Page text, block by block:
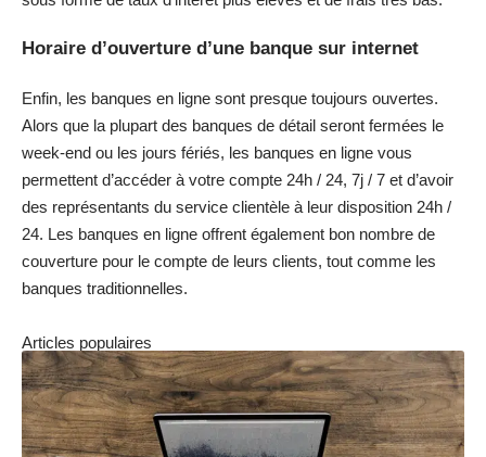
Horaire d’ouverture d’une banque sur internet
Enfin, les banques en ligne sont presque toujours ouvertes.
Alors que la plupart des banques de détail seront fermées le
week-end ou les jours fériés, les banques en ligne vous
permettent d’accéder à votre compte 24h / 24, 7j / 7 et d’avoir
des représentants du service clientèle à leur disposition 24h /
24. Les banques en ligne offrent également bon nombre de
couverture pour le compte de leurs clients, tout comme les
banques traditionnelles.
Articles populaires